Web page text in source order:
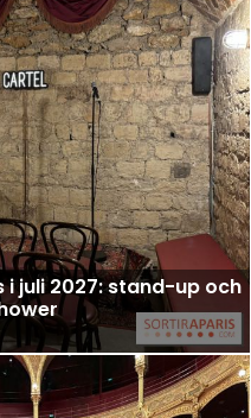
juli 2027: stand-up och